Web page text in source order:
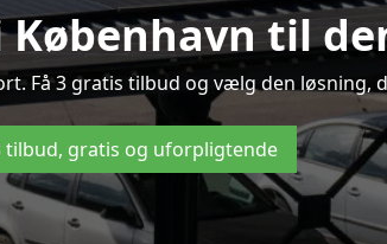
til
Få 3 gratis tilbud og vælg den løsning,
tilbud, gratis og uforpligtende